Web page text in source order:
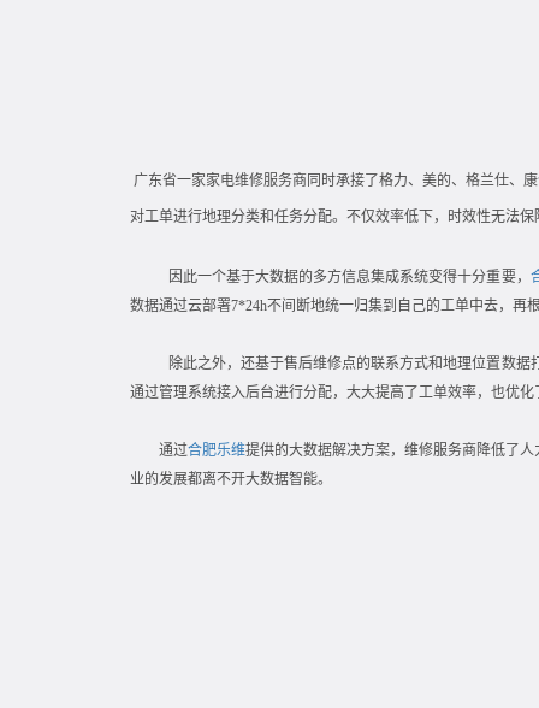
广东省一家家电维修服务商同时承接了格力、美的、格兰仕、
对工单进行地理分类和任务分配。不仅效率低下，时效性无法
因此一个基于大数据的多方信息集成系统变得十分重要，
数据通过云部署7*24h不间断地统一归集到自己的工单中去，再
除此之外，还基于售后维修点的联系方式和地理位置数
通过管理系统接入后台进行分配，大大提高了工单效率，也优化
通过合肥乐维提供的大数据解决方案，维修服务商降低了
业的发展都离不开大数据智能。